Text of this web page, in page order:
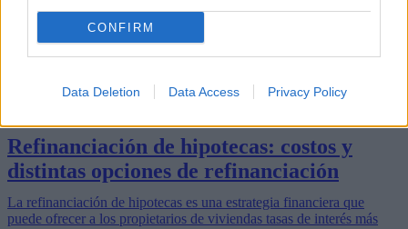
CONFIRM
Data Deletion Data Access Privacy Policy
Refinanciación de hipotecas: costos y
distintas opciones de refinanciación
La refinanciación de hipotecas es una estrategia financiera que
puede ofrecer a los propietarios de viviendas tasas de interés más